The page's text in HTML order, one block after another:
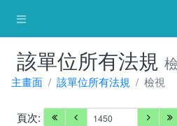
該單位所有法規
主畫面 該單位所有法規 檢視
頁次: